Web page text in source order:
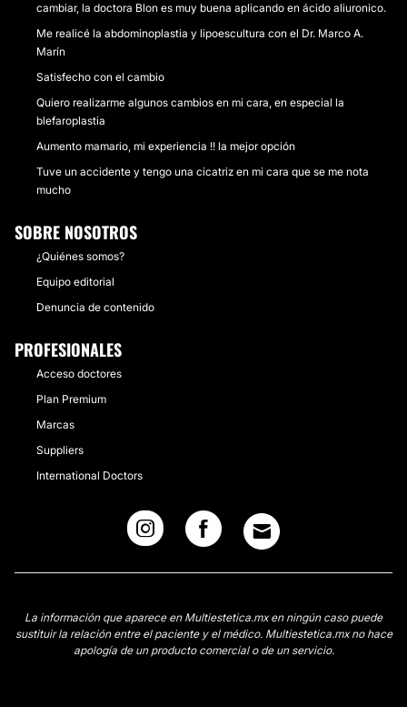
cambiar, la doctora Blon es muy buena aplicando en ácido aliuronico.
Me realicé la abdominoplastia y lipoescultura con el Dr. Marco A.
Marín
Satisfecho con el cambio
Quiero realizarme algunos cambios en mi cara, en especial la
blefaroplastia
Aumento mamario, mi experiencia !! la mejor opción
Tuve un accidente y tengo una cicatriz en mi cara que se me nota
mucho
SOBRE NOSOTROS
¿Quiénes somos?
Equipo editorial
Denuncia de contenido
PROFESIONALES
Acceso doctores
Plan Premium
Marcas
Suppliers
International Doctors
La información que aparece en Multiestetica.mx en ningún caso puede
sustituir la relación entre el paciente y el médico. Multiestetica.mx no hace
apología de un producto comercial o de un servicio.